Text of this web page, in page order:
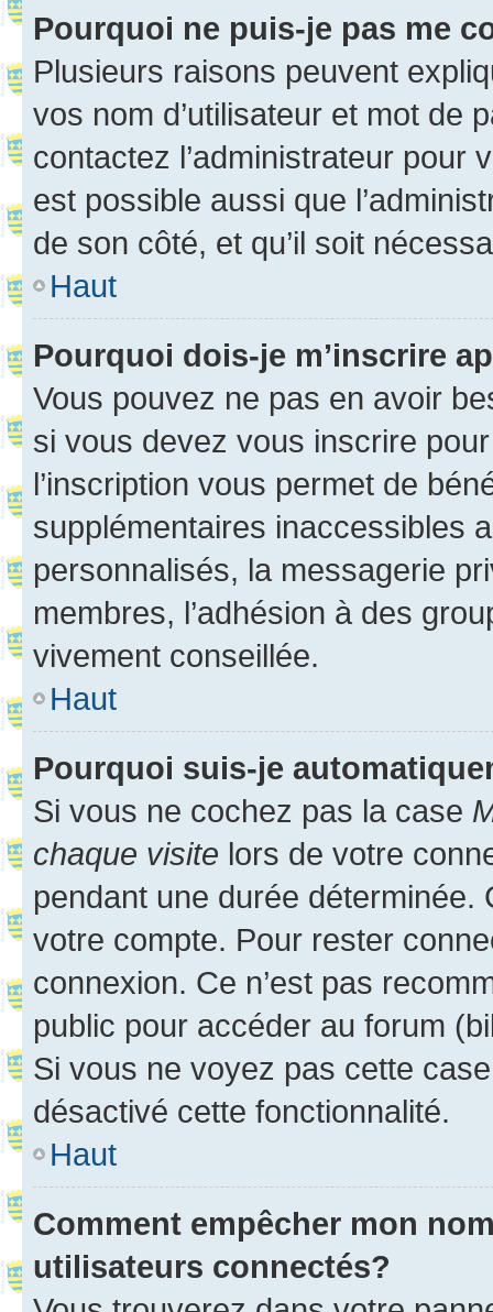
Pourquoi ne puis-je pas me
Plusieurs raisons peuvent
vos nom d’utilisateur et mot de
contactez l’administrateur pour
est possible aussi que
de son côté, et qu’il soit
Haut
Pourquoi dois-je m’inscrire
Vous pouvez ne pas en avoir
si vous devez vous inscrire
l’inscription vous permet de
supplémentaires inaccessibles
personnalisés, la messagerie
membres, l’adhésion à des
vivement conseillée.
Haut
Pourquoi suis-je
Si vous ne cochez pas la case
chaque visite lors de votre
pendant une durée déterminée.
votre compte. Pour rester
connexion. Ce n’est pas
public pour accéder au forum
Si vous ne voyez pas cette
désactivé cette fonctionnalité.
Haut
Comment empêcher mon
utilisateurs connectés?